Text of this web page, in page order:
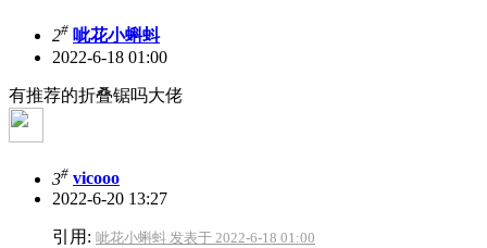
2# 呲花小蝌蚪
2022-6-18 01:00
有推荐的折叠锯吗大佬
3# vicooo
2022-6-20 13:27
引用: 呲花小蝌蚪 发表于 2022-6-18 01:00